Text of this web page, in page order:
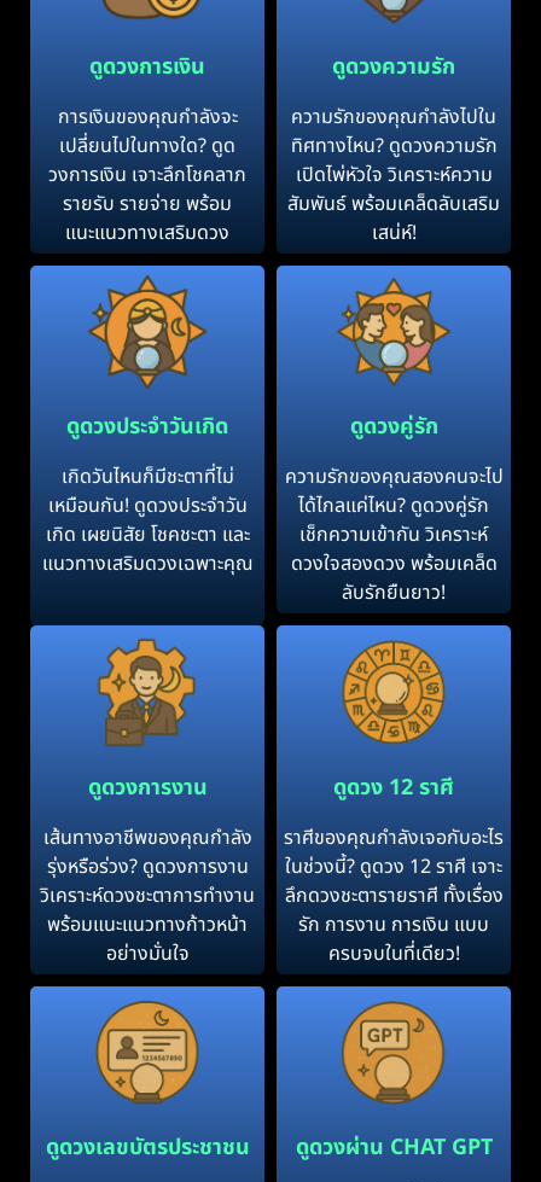
ดูดวงการเงิน
การเงินของคุณกำลังจะ
เปลี่ยนไปในทางใด? ดูด
วงการเงิน เจาะลึกโชคลาภ
รายรับ รายจ่าย พร้อม
แนะแนวทางเสริมดวง
ดูดวงความรัก
ความรักของคุณกำลังไปใน
ทิศทางไหน? ดูดวงความรัก
เปิดไพ่หัวใจ วิเคราะห์ความ
สัมพันธ์ พร้อมเคล็ดลับเสริม
เสน่ห์!
ดูดวงประจำวันเกิด
เกิดวันไหนก็มีชะตาที่ไม่
เหมือนกัน! ดูดวงประจำวัน
เกิด เผยนิสัย โชคชะตา และ
แนวทางเสริมดวงเฉพาะคุณ
ดูดวงคู่รัก
ความรักของคุณสองคนจะไป
ได้ไกลแค่ไหน? ดูดวงคู่รัก
เช็กความเข้ากัน วิเคราะห์
ดวงใจสองดวง พร้อมเคล็ด
ลับรักยืนยาว!
ดูดวงการงาน
เส้นทางอาชีพของคุณกำลัง
รุ่งหรือร่วง? ดูดวงการงาน
วิเคราะห์ดวงชะตาการทำงาน
พร้อมแนะแนวทางก้าวหน้า
อย่างมั่นใจ
ดูดวง 12 ราศี
ราศีของคุณกำลังเจอกับอะไร
ในช่วงนี้? ดูดวง 12 ราศี เจาะ
ลึกดวงชะตารายราศี ทั้งเรื่อง
รัก การงาน การเงิน แบบ
ครบจบในที่เดียว!
ดูดวงเลขบัตรประชาชน ดูดวงผ่าน CHAT GPT